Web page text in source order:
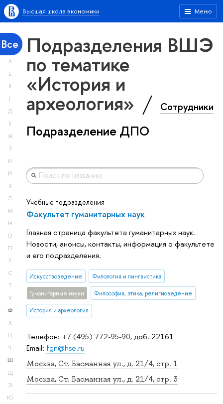
Меню
Высшая школа экономики
Все
А
Б
В
Г
Д
Е
Ж
З
И
Й
К
Л
М
Н
О
П
Р
С
Т
У
Ф
Х
Ц
Ч
Ш
Щ
Э
Ю
Подразделения ВШЭ
по тематике
«История и
археология» Сотрудники
Подразделение ДПО
Телефон: +7 (495) 772-95-90, доб. 22161
Email: fgn@hse.ru
Москва, Ст. Басманная ул., д. 21/4, стр. 1
Москва, Ст. Басманная ул., д. 21/4, стр. 3
Учебные подразделения
Факультет гуманитарных наук
Главная страница факультета гуманитарных наук.
Новости, анонсы, контакты, информация о факультете
и его подразделения.
Искусствоведение Филология и лингвистика
Гуманитарные науки Философия, этика, религиоведение
История и археология